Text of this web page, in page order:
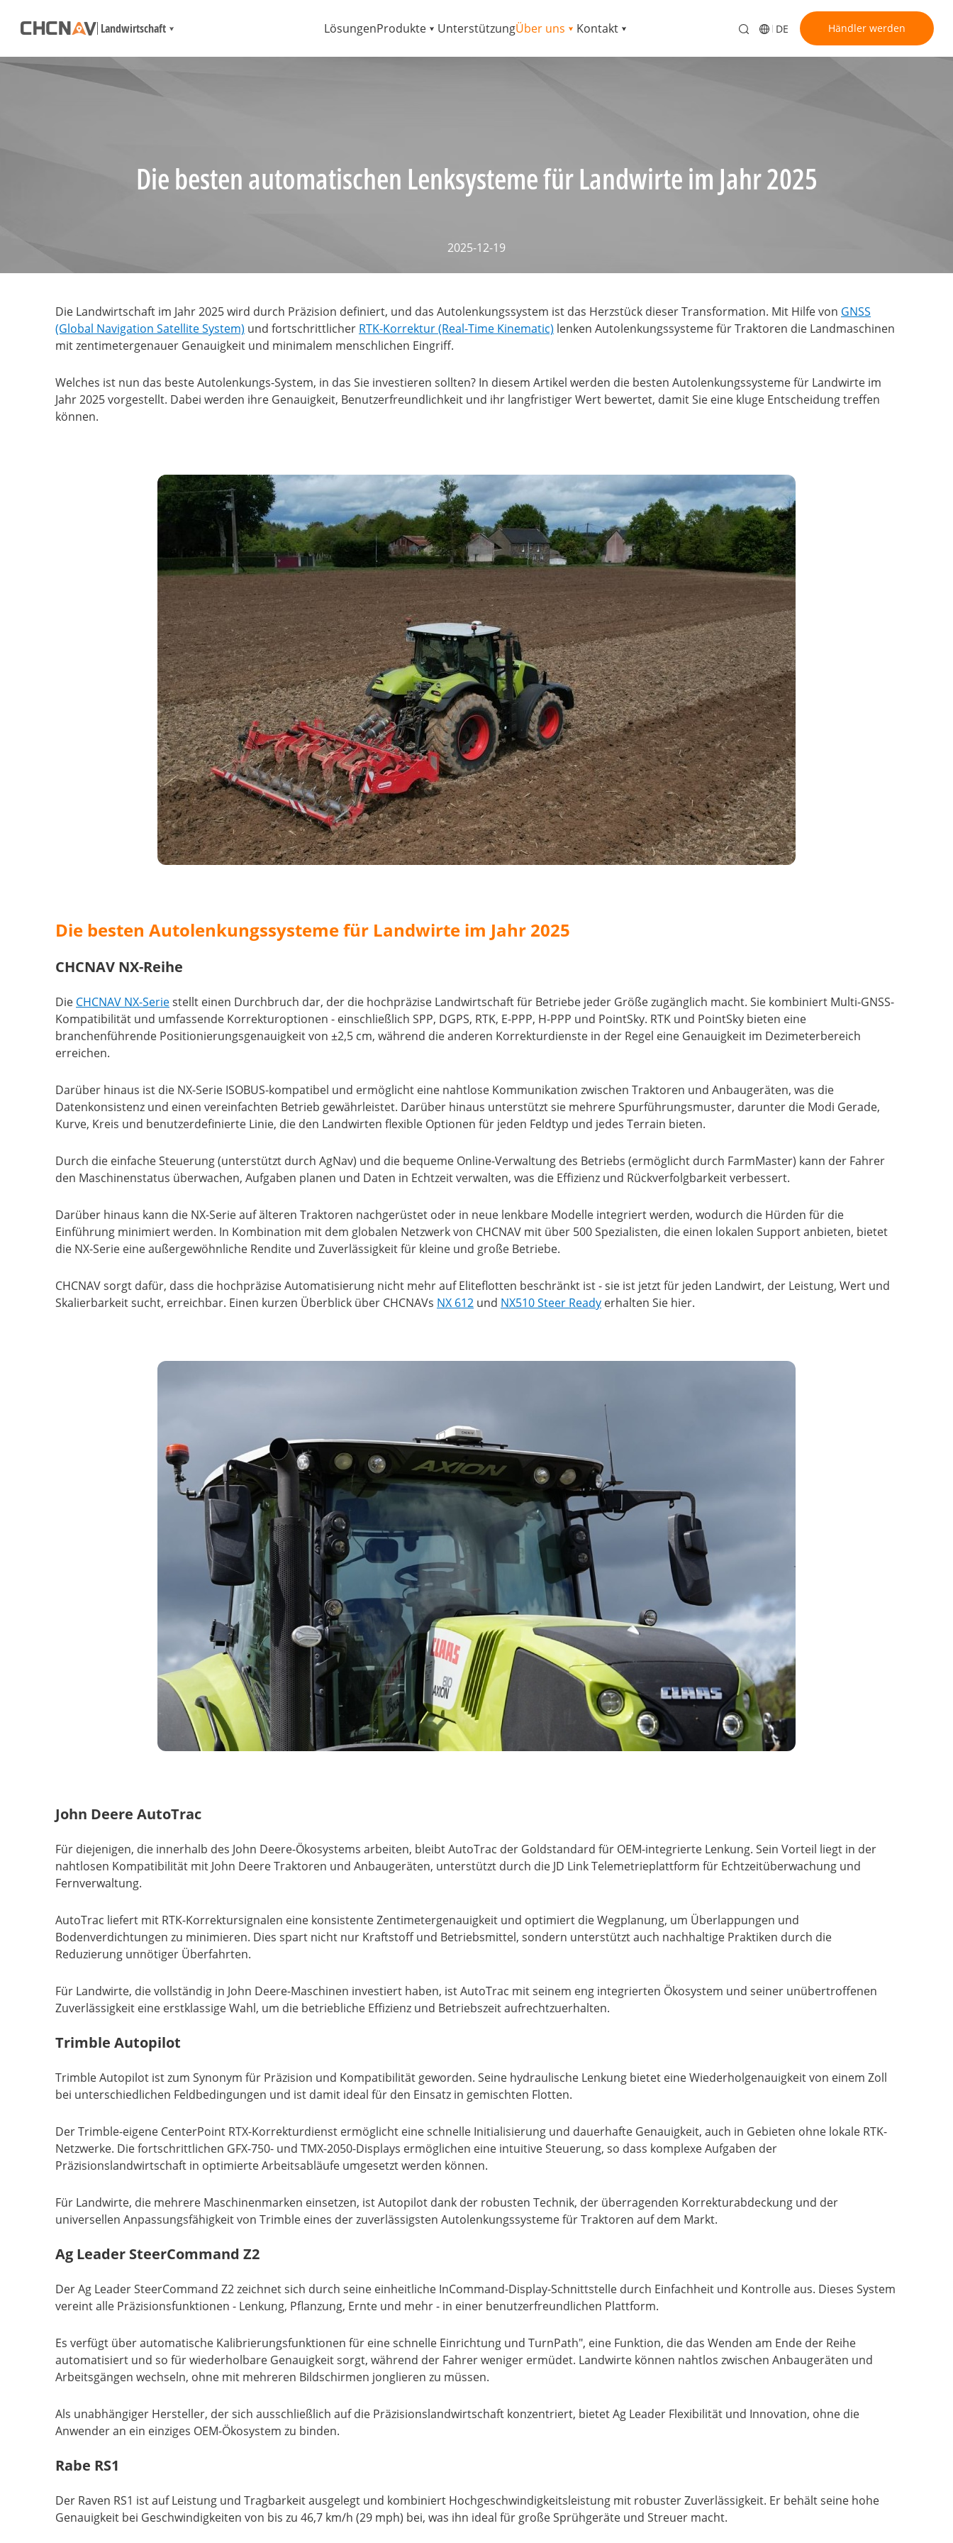
Landwirtschaft LösungenProdukte UnterstützungÜber uns Kontakt DE Händler werden
Die besten automatischen Lenksysteme für Landwirte im Jahr 2025
2025-12-19
Die Landwirtschaft im Jahr 2025 wird durch Präzision definiert, und das Autolenkungssystem ist das Herzstück dieser Transformation. Mit Hilfe von GNSS
(Global Navigation Satellite System) und fortschrittlicher RTK-Korrektur (Real-Time Kinematic) lenken Autolenkungssysteme für Traktoren die Landmaschinen
mit zentimetergenauer Genauigkeit und minimalem menschlichen Eingriff.
Welches ist nun das beste Autolenkungs-System, in das Sie investieren sollten? In diesem Artikel werden die besten Autolenkungssysteme für Landwirte im
Jahr 2025 vorgestellt. Dabei werden ihre Genauigkeit, Benutzerfreundlichkeit und ihr langfristiger Wert bewertet, damit Sie eine kluge Entscheidung treffen
können.
Die besten Autolenkungssysteme für Landwirte im Jahr 2025
CHCNAV NX-Reihe
Die CHCNAV NX-Seriestellt einen Durchbruch dar, der die hochpräzise Landwirtschaft für Betriebe jeder Größe zugänglich macht. Sie kombiniert Multi-GNSS-
Kompatibilität und umfassende Korrekturoptionen - einschließlich SPP, DGPS, RTK, E-PPP, H-PPP und PointSky. RTK und PointSky bieten eine
branchenführende Positionierungsgenauigkeit von ±2,5 cm, während die anderen Korrekturdienste in der Regel eine Genauigkeit im Dezimeterbereich
erreichen.
Darüber hinaus ist die NX-Serie ISOBUS-kompatibel und ermöglicht eine nahtlose Kommunikation zwischen Traktoren und Anbaugeräten, was die
Datenkonsistenz und einen vereinfachten Betrieb gewährleistet. Darüber hinaus unterstützt sie mehrere Spurführungsmuster, darunter die Modi Gerade,
Kurve, Kreis und benutzerdefinierte Linie, die den Landwirten flexible Optionen für jeden Feldtyp und jedes Terrain bieten.
Durch die einfache Steuerung (unterstützt durch AgNav) und die bequeme Online-Verwaltung des Betriebs (ermöglicht durch FarmMaster) kann der Fahrer
den Maschinenstatus überwachen, Aufgaben planen und Daten in Echtzeit verwalten, was die Effizienz und Rückverfolgbarkeit verbessert.
Darüber hinaus kann die NX-Serie auf älteren Traktoren nachgerüstet oder in neue lenkbare Modelle integriert werden, wodurch die Hürden für die
Einführung minimiert werden. In Kombination mit dem globalen Netzwerk von CHCNAV mit über 500 Spezialisten, die einen lokalen Support anbieten, bietet
die NX-Serie eine außergewöhnliche Rendite und Zuverlässigkeit für kleine und große Betriebe.
CHCNAV sorgt dafür, dass die hochpräzise Automatisierung nicht mehr auf Eliteflotten beschränkt ist - sie ist jetzt für jeden Landwirt, der Leistung, Wert und
Skalierbarkeit sucht, erreichbar. Einen kurzen Überblick über CHCNAVs NX 612 und NX510 Steer Ready erhalten Sie hier.
John Deere AutoTrac
Für diejenigen, die innerhalb des John Deere-Ökosystems arbeiten, bleibt AutoTrac der Goldstandard für OEM-integrierte Lenkung. Sein Vorteil liegt in der
nahtlosen Kompatibilität mit John Deere Traktoren und Anbaugeräten, unterstützt durch die JD Link Telemetrieplattform für Echtzeitüberwachung und
Fernverwaltung.
AutoTrac liefert mit RTK-Korrektursignalen eine konsistente Zentimetergenauigkeit und optimiert die Wegplanung, um Überlappungen und
Bodenverdichtungen zu minimieren. Dies spart nicht nur Kraftstoff und Betriebsmittel, sondern unterstützt auch nachhaltige Praktiken durch die
Reduzierung unnötiger Überfahrten.
Für Landwirte, die vollständig in John Deere-Maschinen investiert haben, ist AutoTrac mit seinem eng integrierten Ökosystem und seiner unübertroffenen
Zuverlässigkeit eine erstklassige Wahl, um die betriebliche Effizienz und Betriebszeit aufrechtzuerhalten.
Trimble Autopilot
Trimble Autopilot ist zum Synonym für Präzision und Kompatibilität geworden. Seine hydraulische Lenkung bietet eine Wiederholgenauigkeit von einem Zoll
bei unterschiedlichen Feldbedingungen und ist damit ideal für den Einsatz in gemischten Flotten.
Der Trimble-eigene CenterPoint RTX-Korrekturdienst ermöglicht eine schnelle Initialisierung und dauerhafte Genauigkeit, auch in Gebieten ohne lokale RTK-
Netzwerke. Die fortschrittlichen GFX-750- und TMX-2050-Displays ermöglichen eine intuitive Steuerung, so dass komplexe Aufgaben der
Präzisionslandwirtschaft in optimierte Arbeitsabläufe umgesetzt werden können.
Für Landwirte, die mehrere Maschinenmarken einsetzen, ist Autopilot dank der robusten Technik, der überragenden Korrekturabdeckung und der
universellen Anpassungsfähigkeit von Trimble eines der zuverlässigsten Autolenkungssysteme für Traktoren auf dem Markt.
Ag Leader SteerCommand Z2
Der Ag Leader SteerCommand Z2 zeichnet sich durch seine einheitliche InCommand-Display-Schnittstelle durch Einfachheit und Kontrolle aus. Dieses System
vereint alle Präzisionsfunktionen - Lenkung, Pflanzung, Ernte und mehr - in einer benutzerfreundlichen Plattform.
Es verfügt über automatische Kalibrierungsfunktionen für eine schnelle Einrichtung und TurnPath", eine Funktion, die das Wenden am Ende der Reihe
automatisiert und so für wiederholbare Genauigkeit sorgt, während der Fahrer weniger ermüdet. Landwirte können nahtlos zwischen Anbaugeräten und
Arbeitsgängen wechseln, ohne mit mehreren Bildschirmen jonglieren zu müssen.
Als unabhängiger Hersteller, der sich ausschließlich auf die Präzisionslandwirtschaft konzentriert, bietet Ag Leader Flexibilität und Innovation, ohne die
Anwender an ein einziges OEM-Ökosystem zu binden.
Rabe RS1
Der Raven RS1 ist auf Leistung und Tragbarkeit ausgelegt und kombiniert Hochgeschwindigkeitsleistung mit robuster Zuverlässigkeit. Er behält seine hohe
Genauigkeit bei Geschwindigkeiten von bis zu 46,7 km/h (29 mph) bei, was ihn ideal für große Sprühgeräte und Streuer macht.